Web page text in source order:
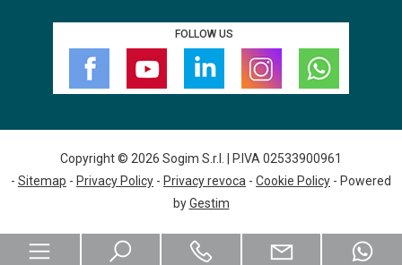
FOLLOW US
Copyright © 2026 Sogim S.r.l. | P.IVA 02533900961
- Sitemap - Privacy Policy - Privacy revoca - Cookie Policy - Powered
byGestim